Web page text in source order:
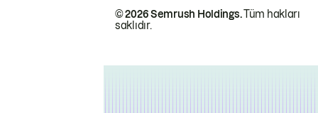
© 2026 Semrush Holdings.Tüm hakları
saklıdır.